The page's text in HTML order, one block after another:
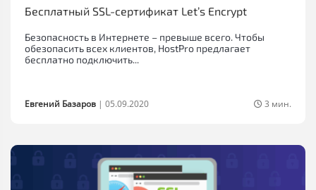
Бесплатный SSL-сертификат Let’s Encrypt
Безопасность в Интернете – превыше всего. Чтобы
обезопасить всех клиентов, HostPro предлагает
бесплатно подключить...
Евгений Базаров | 05.09.2020 3 мин.